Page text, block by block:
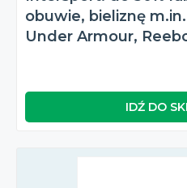
obuwie, bieliznę
Under Armour,
IDŹ DO